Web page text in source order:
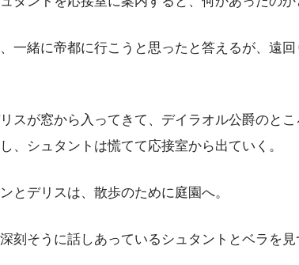
一緒に帝都に行こうと思ったと答えるが、遠
スが窓から入ってきて、デイラオル公爵のと
、シュタントは慌てて応接室から出ていく。
とデリスは、散歩のために庭園へ。
刻そうに話しあっているシュタントとベラを見